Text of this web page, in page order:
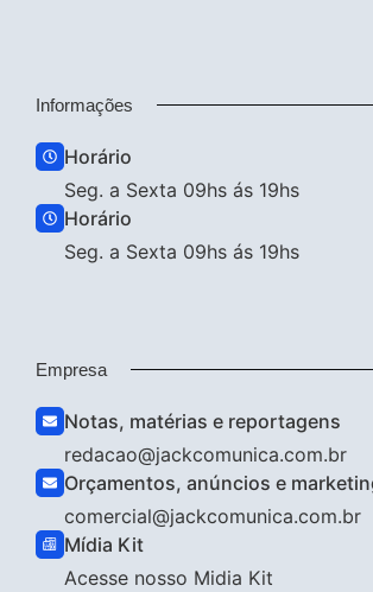
Informações
Horário
Seg. a Sexta 09hs ás 19hs
Horário
Seg. a Sexta 09hs ás 19hs
Empresa
Notas, matérias e reportagens
redacao@jackcomunica.com.br
Orçamentos, anúncios e
comercial@jackcomunica.com.br
Mídia Kit
Acesse nosso Midia Kit